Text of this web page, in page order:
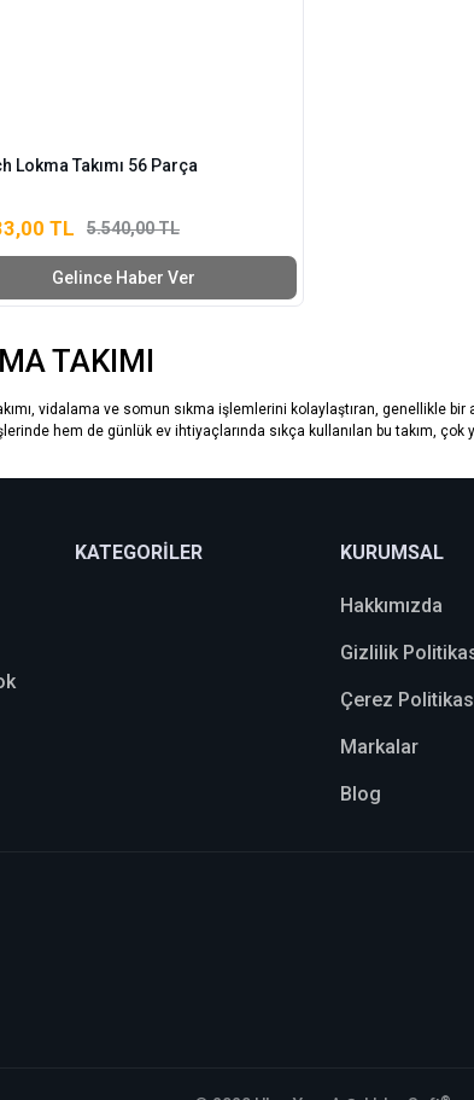
Lokma Takımı 56 Parça
TL 5.540,00 TL
Gelince Haber Ver
TAKIMI
vidalama ve somun sıkma işlemlerini kolaylaştıran, genellikle
hem de günlük ev ihtiyaçlarında sıkça kullanılan bu takım, çok
KATEGORİLER KURUMSAL
Hakkımızda
Gizlilik
Çerez
Markalar
Blog